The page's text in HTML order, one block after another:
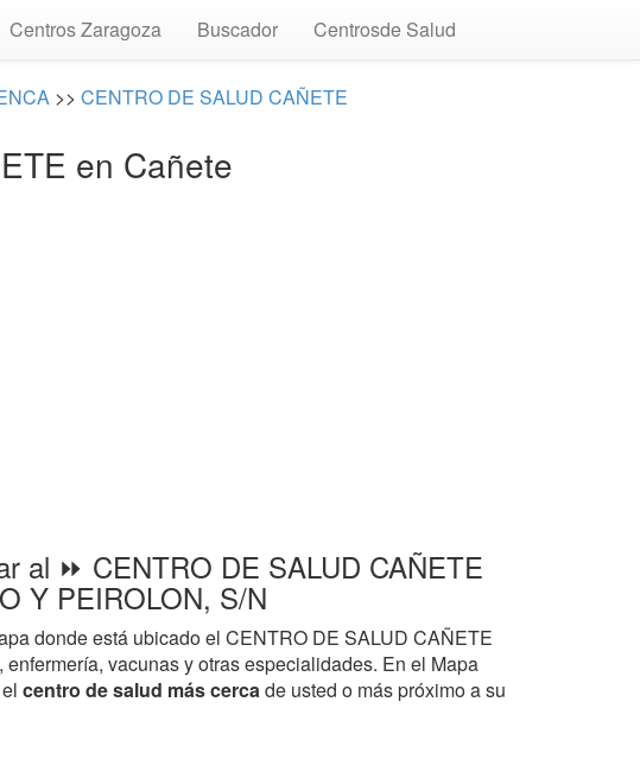
Centros Zaragoza Buscador Centrosde Salud
>> CENTRO DE SALUD CAÑETE
en Cañete
al ⏩ CENTRO DE SALUD CAÑETE
Y PEIROLON, S/N
donde está ubicado el CENTRO DE SALUD CAÑETE
enfermería, vacunas y otras especialidades. En el Mapa
centro de salud más cercade usted o más próximo a su